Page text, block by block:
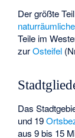
Der größte
Teile im
zurOsteifel
Das
und 19
aus 9 bis 15